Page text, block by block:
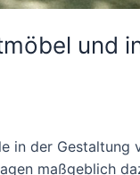
und
in der Gestaltung
maßgeblich